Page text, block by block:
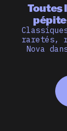
Toutes
raretés,
Nova